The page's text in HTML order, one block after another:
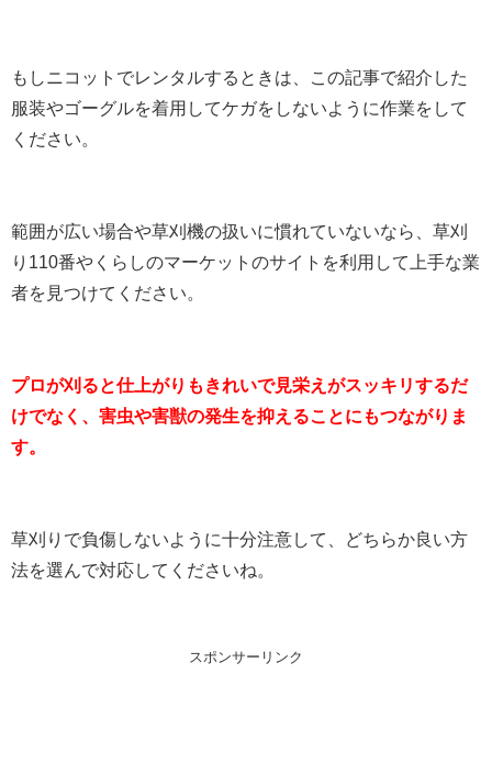
もしニコットでレンタルするときは、この記事で紹介した
服装やゴーグルを着用してケガをしないように作業をして
ください。
範囲が広い場合や草刈機の扱いに慣れていないなら、草刈
り110番やくらしのマーケットのサイトを利用して上手な業
者を見つけてください。
プロが刈ると仕上がりもきれいで見栄えがスッキリするだ
けでなく、害虫や害獣の発生を抑えることにもつながりま
す。
草刈りで負傷しないように十分注意して、どちらか良い方
法を選んで対応してくださいね。
スポンサーリンク